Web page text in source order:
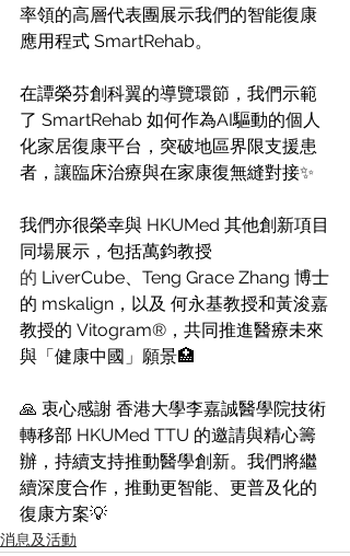
率領的高層代表團展示我們的智能復康
應用程式 SmartRehab。
在譚榮芬創科翼的導覽環節，我們示範
了 SmartRehab 如何作為AI驅動的個人
化家居復康平台，突破地區界限支援患
者，讓臨床治療與在家康復無縫對接✨
我們亦很榮幸與 HKUMed 其他創新項目
同場展示，包括萬鈞教授
的 LiverCube、Teng Grace Zhang 博士
的 mskalign，以及 何永基教授和黃浚嘉
教授的 Vitogram®，共同推進醫療未來
與「健康中國」願景🏥
🙏 衷心感謝 香港大學李嘉誠醫學院技術
轉移部 HKUMed TTU 的邀請與精心籌
辦，持續支持推動醫學創新。我們將繼
續深度合作，推動更智能、更普及化的
復康方案💡
消息及活動